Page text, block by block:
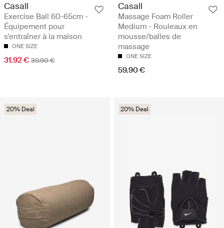
Casall
Exercise Ball 60-65cm -
Équipement pour
s'entraîner à la maison
ONE SIZE
31.92 € 39.90 €
Casall
Massage Foam Roller
Medium - Rouleaux en
mousse/balles de
massage
ONE SIZE
59.90 €
20% Deal 20% Deal